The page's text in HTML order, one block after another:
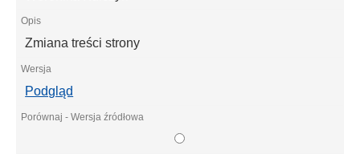
Zmiana treści strony
Podgląd